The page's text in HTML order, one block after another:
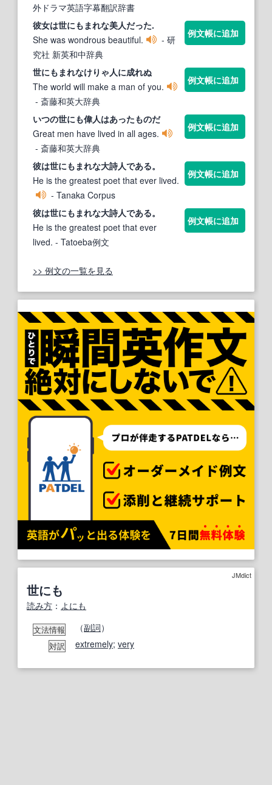
外ドラマ英語字幕翻訳辞書
彼女は世にも まれな美人だった.
She was wondrous beautiful.
- 研
究社 新英和中辞典
例文帳に追加
世にも まれなけりゃ人に成れぬ
The world will make a man of you.
- 斎藤和英大辞典
例文帳に追加
いつの世にも偉人はあったものだ
Great men have lived in all ages.
- 斎藤和英大辞典
例文帳に追加
彼は世にも まれな大詩人である。
He is the greatest poet that ever lived.
- Tanaka Corpus
例文帳に追加
彼は世にも まれな大詩人である。
He is the greatest poet that ever
lived. - Tatoeba例文
例文帳に追加
>> 例文の一覧を見る
JMdict
世にも
読み方 ： よにも
文法情報 （副詞）
対訳 extremely; very